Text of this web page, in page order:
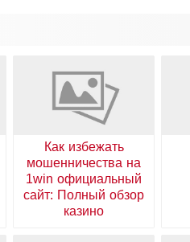
Как избежать
мошенничества на
1win официальный
сайт: Полный обзор
казино